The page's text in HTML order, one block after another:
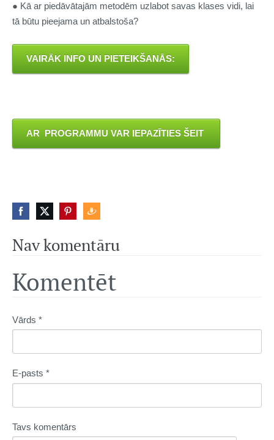
● Kā ar piedāvātajām metodēm uzlabot savas klases vidi, lai
tā būtu pieejama un atbalstoša?
VAIRĀK INFO UN PIETEIKŠANĀS:
AR PROGRAMMU VAR IEPAZĪTIES ŠEIT
Nav komentāru
Komentēt
Vārds *
E-pasts *
Tavs komentārs